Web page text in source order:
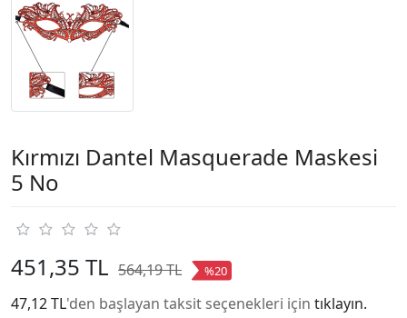
Kırmızı Dantel Masquerade Maskesi
5 No
451,35 TL 564,19 TL %20
47,12 TL'den başlayan taksit seçenekleri için tıklayın.